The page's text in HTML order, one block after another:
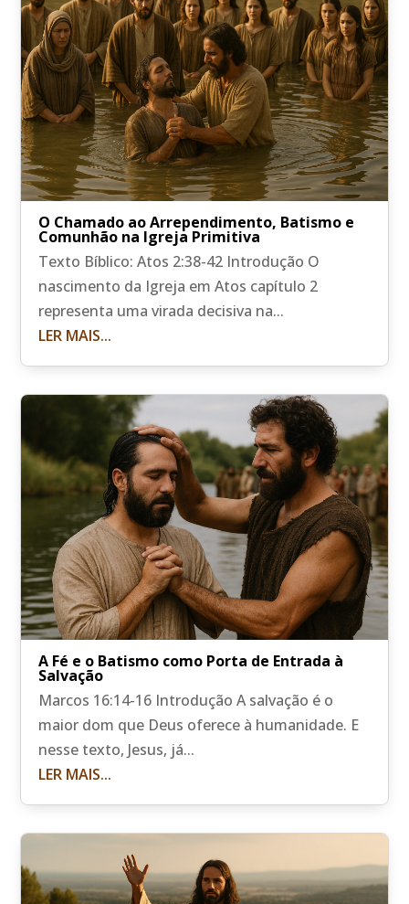
O Chamado ao Arrependimento, Batismo e
Comunhão na Igreja Primitiva
Texto Bíblico: Atos 2:38-42 Introdução O
nascimento da Igreja em Atos capítulo 2
representa uma virada decisiva na...
LER MAIS...
A Fé e o Batismo como Porta de Entrada à
Salvação
Marcos 16:14-16 Introdução A salvação é o
maior dom que Deus oferece à humanidade. E
nesse texto, Jesus, já...
LER MAIS...